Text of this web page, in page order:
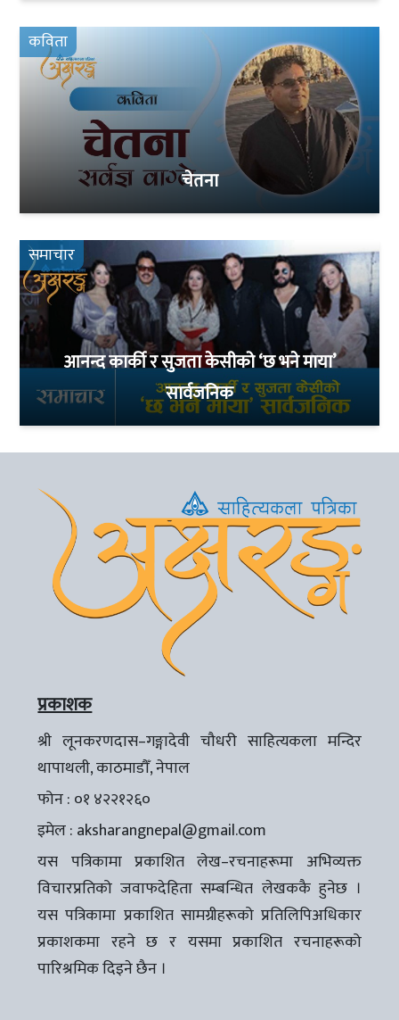
कविता
चेतना
समाचार
आनन्द कार्की र सुजता केसीको ‘छ भने माया’
सार्वजनिक
प्रकाशक
श्री लूनकरणदास–गङ्गादेवी चौधरी साहित्यकला मन्दिर
थापाथली, काठमाडौँ, नेपाल
फोन : ०१ ४२२१२६०
इमेल : aksharangnepal@gmail.com
यस पत्रिकामा प्रकाशित लेख–रचनाहरूमा अभिव्यक्त
विचारप्रतिको जवाफदेहिता सम्बन्धित लेखककै हुनेछ ।
यस पत्रिकामा प्रकाशित सामग्रीहरूको प्रतिलिपिअधिकार
प्रकाशकमा रहने छ र यसमा प्रकाशित रचनाहरूको
पारिश्रमिक दिइने छैन ।